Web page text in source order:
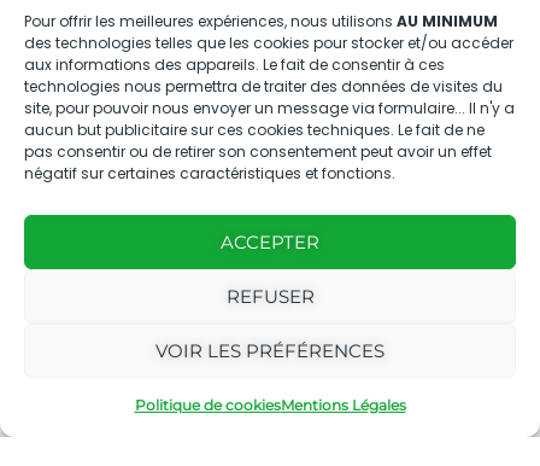
Pour offrir les meilleures expériences, nous utilisons AU MINIMUM
des technologies telles que les cookies pour stocker et/ou accéder
aux informations des appareils. Le fait de consentir à ces
technologies nous permettra de traiter des données de visites du
site, pour pouvoir nous envoyer un message via formulaire... Il n'y a
aucun but publicitaire sur ces cookies techniques. Le fait de ne
pas consentir ou de retirer son consentement peut avoir un effet
négatif sur certaines caractéristiques et fonctions.
ACCEPTER
REFUSER
VOIR LES PRÉFÉRENCES
Politique de cookiesMentions Légales
Kit média
Kit média Bleu Tomate
Nous suivre
Ce magazine est
|
légales
de